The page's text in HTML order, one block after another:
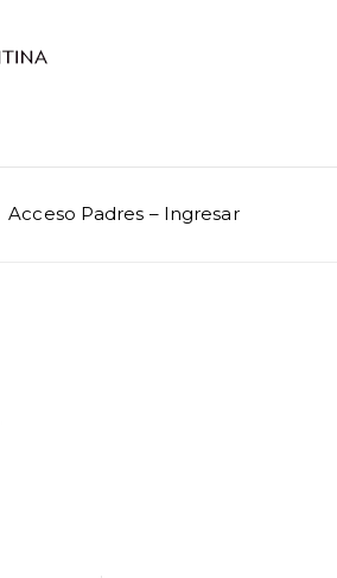
Acceso Padres – Ingresar